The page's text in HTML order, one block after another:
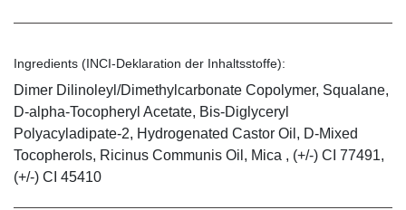
Ingredients (INCI-Deklaration der Inhaltsstoffe):
Dimer Dilinoleyl/Dimethylcarbonate Copolymer, Squalane,
D-alpha-Tocopheryl Acetate, Bis-Diglyceryl
Polyacyladipate-2, Hydrogenated Castor Oil, D-Mixed
Tocopherols, Ricinus Communis Oil, Mica , (+/-) CI 77491,
(+/-) CI 45410